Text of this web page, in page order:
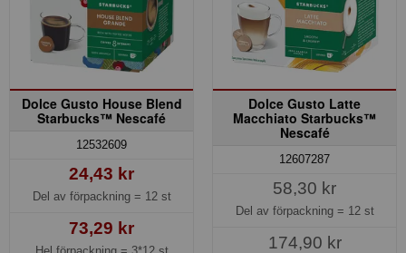
Dolce Gusto House Blend
Starbucks™ Nescafé
12532609
24,43 kr
Del av förpackning = 12 st
73,29 kr
Dolce Gusto Latte
Macchiato Starbucks™
Nescafé
12607287
58,30 kr
Del av förpackning = 12 st
174,90 kr